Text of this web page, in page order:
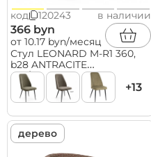
код 120243 в наличии
366 byn
от 10.17 byn/месяц
Стул LEONARD M-R1 360,
b28 ANTRACITE
LUX\черный
+13
дерево